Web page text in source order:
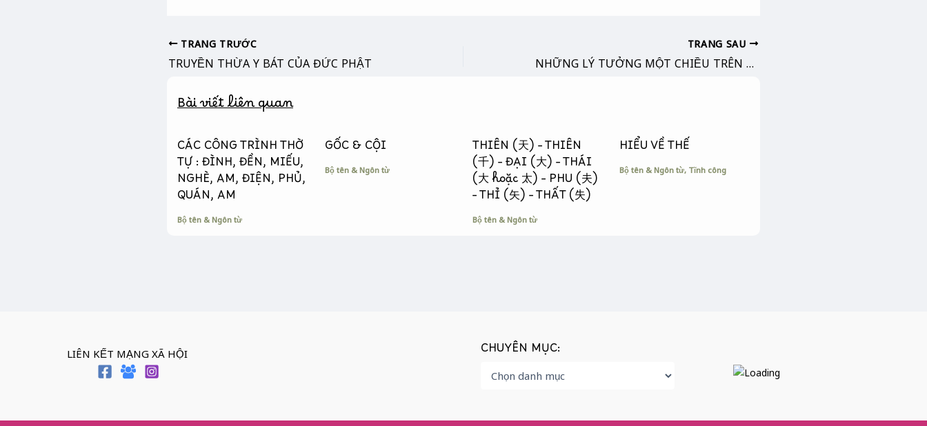
b
o
k
e
n
e
r
L
i
TRANG TRƯỚC
TRUYỀN THỪA Y BÁT CỦA ĐỨC PHẬT
TRANG SAU
NHỮNG LÝ TƯỞNG MỘT CHIỀU TRÊN MÂY
Bài viết liên quan
CÁC CÔNG TRÌNH THỜ
TỰ : ĐÌNH, ĐỀN, MIẾU,
NGHÈ, AM, ĐIỆN, PHỦ,
QUÁN, AM
Bộ tên & Ngôn từ
GỐC & CỘI
Bộ tên & Ngôn từ
THIÊN (天) – THIÊN
(千) – ĐẠI (大) – THÁI
(大 hoặc 太) – PHU (夫)
– THỈ (矢) – THẤT (失)
Bộ tên & Ngôn từ
HIỂU VỀ THẾ
Bộ tên & Ngôn từ, Tĩnh công
LIÊN KẾT MẠNG XÃ HỘI CHUYÊN MỤC: